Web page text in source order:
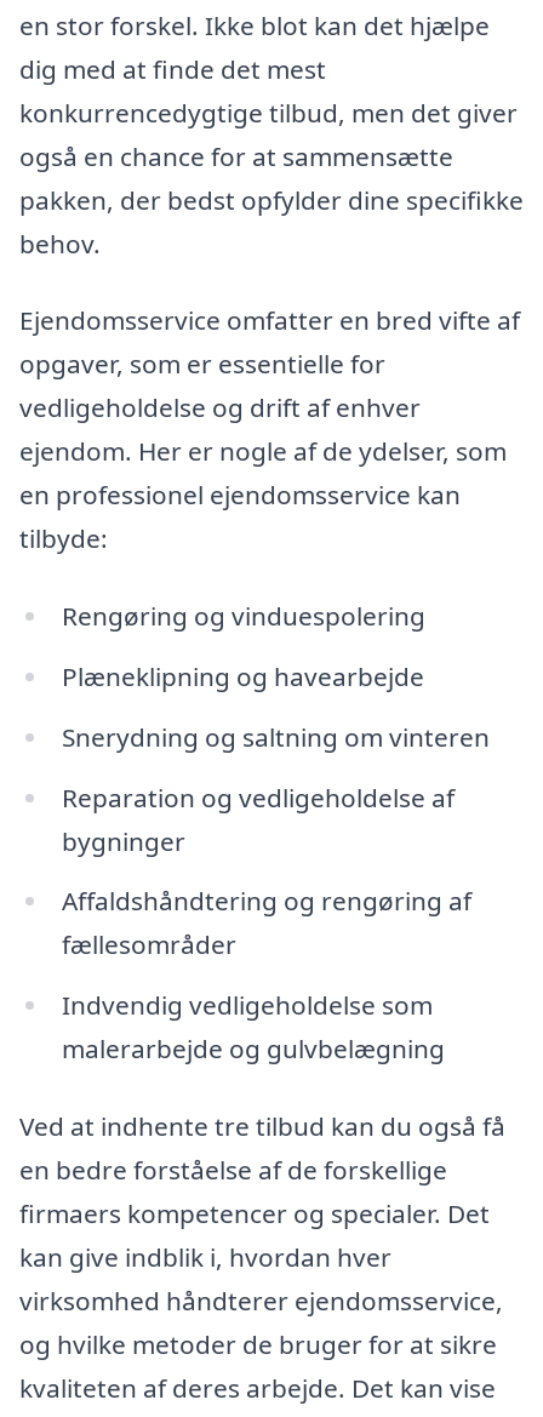
en stor forskel. Ikke blot kan det hjælpe
dig med at finde det mest
konkurrencedygtige tilbud, men det giver
også en chance for at sammensætte
pakken, der bedst opfylder dine specifikke
behov.
Ejendomsservice omfatter en bred vifte af
opgaver, som er essentielle for
vedligeholdelse og drift af enhver
ejendom. Her er nogle af de ydelser, som
en professionel ejendomsservice kan
tilbyde:
Rengøring og vinduespolering
Plæneklipning og havearbejde
Snerydning og saltning om vinteren
Reparation og vedligeholdelse af
bygninger
Affaldshåndtering og rengøring af
fællesområder
Indvendig vedligeholdelse som
malerarbejde og gulvbelægning
Ved at indhente tre tilbud kan du også få
en bedre forståelse af de forskellige
firmaers kompetencer og specialer. Det
kan give indblik i, hvordan hver
virksomhed håndterer ejendomsservice,
og hvilke metoder de bruger for at sikre
kvaliteten af deres arbejde. Det kan vise